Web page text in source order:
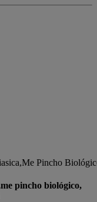
Pincho
pincho biológico,